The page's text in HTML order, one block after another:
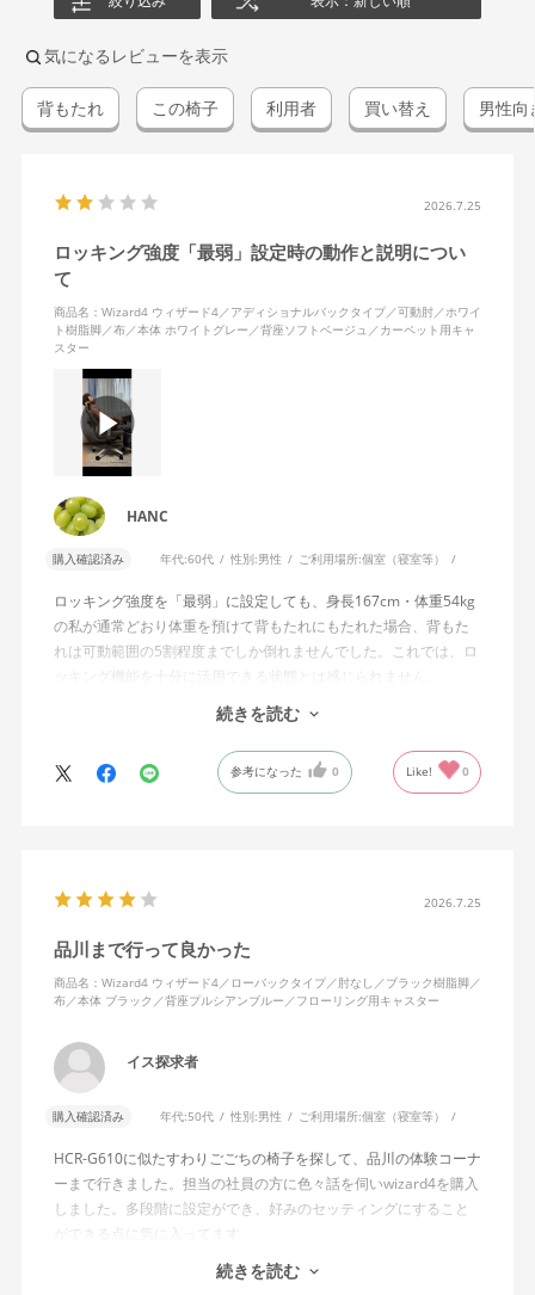
気になるレビューを表示
背もたれ この椅子 利用者 買い替え 男性向
2026.7.25
ロッキング強度「最弱」設定時の動作と説明につい
て
商品名：Wizard4 ウィザード4／アディショナルバックタイプ／可動肘／ホワイ
ト樹脂脚／布／本体 ホワイトグレー／背座ソフトベージュ／カーペット用キャ
スター
HANC
購入確認済み 年代:60代 性別:男性 ご利用場所:個室（寝室等）
ロッキング強度を「最弱」に設定しても、身長167cm・体重54kg
の私が通常どおり体重を預けて背もたれにもたれた場合、背もた
れは可動範囲の5割程度までしか倒れませんでした。これでは、ロ
ッキング機能を十分に活用できる状態とは感じられません。
私は勤務先で約11年間、同シリーズのWizard2を使用していま
す。Wizard2にもロッキング強度調整機能が備わっており、最弱に
設定した場合は、通常どおり体重を預けることで背もたれは可動
含めれば私より体重の軽い利用者は数多くいると思われるため、
あれば、ロッキング機能としてどのような使用感を想定している
のか疑問に感じています。
角度でもバランスをとりやすい反力特性に自動調整する機能」と
説明されています。しかし、この機能と、最弱設定でも背もたれ
説明を読んでも理解できませんでした。
問い合わせに対しては、「オートフィットシンクロロッキングの
反力特性を自動調整する機能が働いているため」「Wizard2とは機
構が異なるため、同じ挙動にはならない」との回答をいただきま
強度調整との関係や、最弱設定であっても大きな反力が残る理由
続きを読む
参考になった 0 Like! 0
2026.7.25
品川まで行って良かった
商品名：Wizard4 ウィザード4／ローバックタイプ／肘なし／ブラック樹脂脚／
布／本体 ブラック／背座プルシアンブルー／フローリング用キャスター
イス探求者
購入確認済み 年代:50代 性別:男性 ご利用場所:個室（寝室等）
HCR-G610に似たすわりごごちの椅子を探して、品川の体験コーナ
ーまで行きました。担当の社員の方に色々話を伺いwizard4を購入
しました。多段階に設定ができ、好みのセッティングにすること
ができる点に気に入ってます。
しいて言えば、座面がもう少し硬めが好みに近かったなと思いま
す。座面の硬さまで調節出来る機能が有れば完璧だと思います。
続きを読む